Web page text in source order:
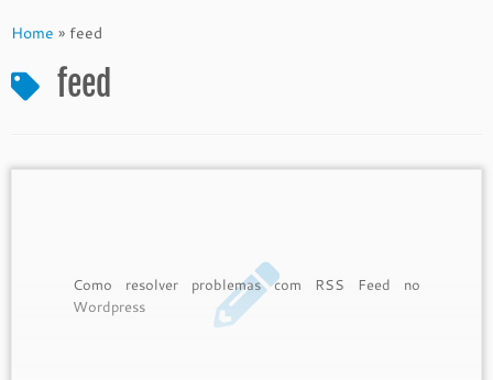
Home » feed
feed
Como resolver problemas com RSS Feed no
Wordpress